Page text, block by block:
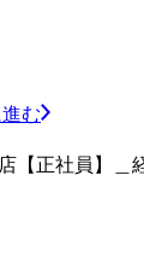
む
【正社員】＿